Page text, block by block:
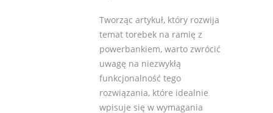
Tworząc artykuł, który rozwija
temat torebek na ramię z
powerbankiem, warto zwrócić
uwagę na niezwykłą
funkcjonalność tego
rozwiązania, które idealnie
wpisuje się w wymagania